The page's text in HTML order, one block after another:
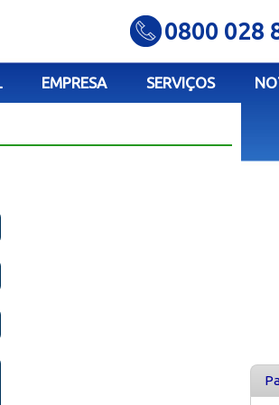
0800 028
EMPRESA SERVIÇOS